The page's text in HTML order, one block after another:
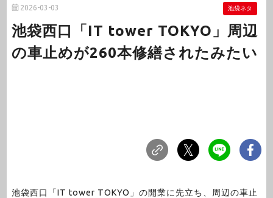
2026-03-03 池袋ネタ
池袋西口「IT tower TOKYO」周辺
の車止めが260本修繕されたみたい
池袋西口「IT tower TOKYO」の開業に先立ち、周辺の車止